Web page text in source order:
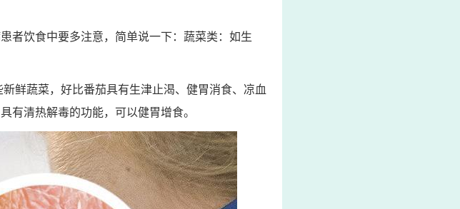
者饮食中要多注意，简单说一下：蔬菜类：如生
鲜蔬菜，好比番茄具有生津止渴、健胃消食、凉血
有清热解毒的功能，可以健胃增食。